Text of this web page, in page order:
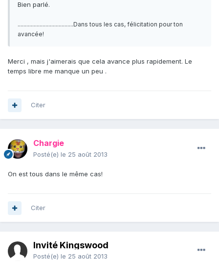
Bien parlé.
......................................Dans tous les cas, félicitation pour ton
avancée!
Merci , mais j'aimerais que cela avance plus rapidement. Le
temps libre me manque un peu .
Citer
Chargie
Posté(e) le 25 août 2013
On est tous dans le même cas!
Citer
Invité Kingswood
Posté(e) le 25 août 2013